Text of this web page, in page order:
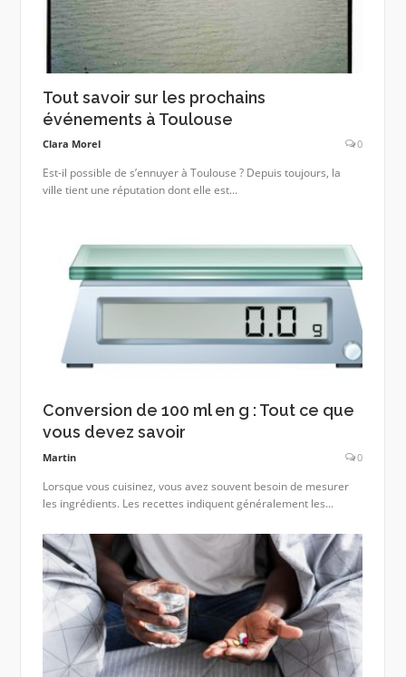
Tout savoir sur les prochains
événements à Toulouse
Clara Morel 0
Est-il possible de s’ennuyer à Toulouse ? Depuis toujours, la
ville tient une réputation dont elle est...
Conversion de 100 ml en g : Tout ce que
vous devez savoir
Martin 0
Lorsque vous cuisinez, vous avez souvent besoin de mesurer
les ingrédients. Les recettes indiquent généralement les...